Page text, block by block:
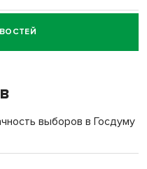
за смерть
селе лошади
за избиение врачей
выборов в Госдуму